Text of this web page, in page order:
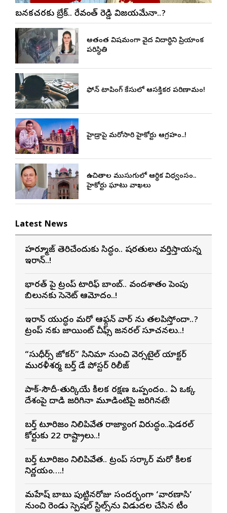
బనకచర్లకు బ్రేక్.. రేవంత్ రెడ్డి విజయమేనా..?
అత్యంత విషమంగా వైద్య విద్యార్థిని ప్రియాంక
పరిస్థితి
ఫోన్ ట్యాపింగ్ కేసులో ఆసక్తికర పరిణామం!
హైడ్రాపై మరోసారి హైకోర్టు ఆగ్రహం..!
ఉచితాల ముసుగులో ఆర్థిక విధ్వంసం..
హైకోర్టు ఘాటు వ్యాఖ్యలు
Latest News
హర్మూజ్ తెరిచేందుకు సిద్ధం.. షరతులు వర్తిస్తాయన్న
ఇరాన్..!
భారత్ పై ట్రంప్ టారిఫ్ బాంబ్.. వందశాతం పెంపు
బిల్లునకు సెనెట్ ఆమోదం..!
ఇరాన్ యుద్ధం మరో ఆఫ్గన్ వార్ ను తలపిస్తోందా..?
ట్రంప్ నకు జాయింట్ చీఫ్స్ జనరల్ సూచనలు..!
“సుధీర్స్ జోకర్” సినిమా నుంచి వెర్సటైల్ యాక్టర్
మురళీశర్మ బర్త్ డే పోస్టర్ రిలీజ్
పాక్-సౌదీ-తుర్కియే కీలక రక్షణ ఒప్పందం.. ఏ ఒక్క
దేశంపై దాడి జరిగినా మూడింటిపై జరిగినట్లే!
బర్త్ టూరిజం నిలిపివేత రాజ్యాంగ విరుద్ధం..ఫెడరల్
కోర్టుకు 22 రాష్ట్రాలు..!
బర్త్ టూరిజం నిలిపివేత.. ట్రంప్ సర్కార్ మరో కీలక
నిర్ణయం….!
మహేష్ బాబు పుట్టినరోజు సందర్భంగా ‘వారణాసి’
నుంచి రెండు స్పెషల్ స్టిల్స్‌ను విడుదల చేసిన టీం